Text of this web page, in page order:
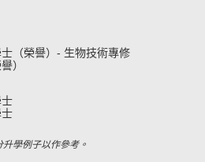
（榮譽）- 生物技術專修
）
學例子以作參考。